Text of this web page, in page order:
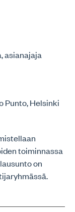
asianajaja
Punto, Helsinki
toiminnassa
on